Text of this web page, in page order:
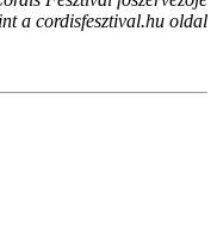
a cordisfesztival.hu oldal